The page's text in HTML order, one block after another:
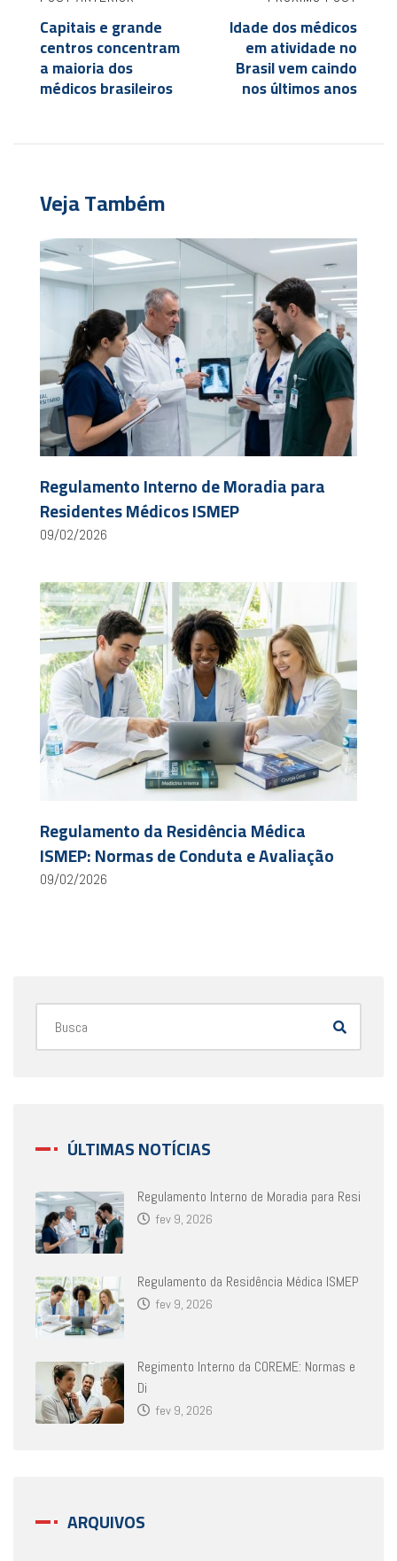
Capitais e grande
centros concentram
a maioria dos
médicos brasileiros
Idade dos médicos
em atividade no
Brasil vem caindo
nos últimos anos
Veja Também
Regulamento Interno de Moradia para
Residentes Médicos ISMEP
09/02/2026
Regulamento da Residência Médica
ISMEP: Normas de Conduta e Avaliação
09/02/2026
ÚLTIMAS NOTÍCIAS
Regulamento Interno de Moradia para Resi
fev 9, 2026
Regulamento da Residência Médica ISMEP
fev 9, 2026
Regimento Interno da COREME: Normas e
Di
fev 9, 2026
ARQUIVOS